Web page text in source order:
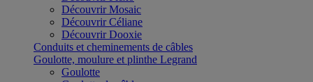
Découvrir Mosaic
Découvrir Céliane
Découvrir Dooxie
Conduits et cheminements de câbles
Goulotte, moulure et plinthe Legrand
Goulotte